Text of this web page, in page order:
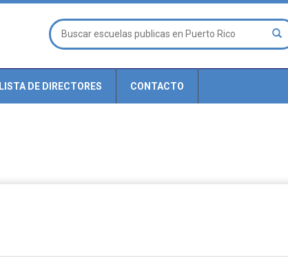
LISTA DE DIRECTORES CONTACTO